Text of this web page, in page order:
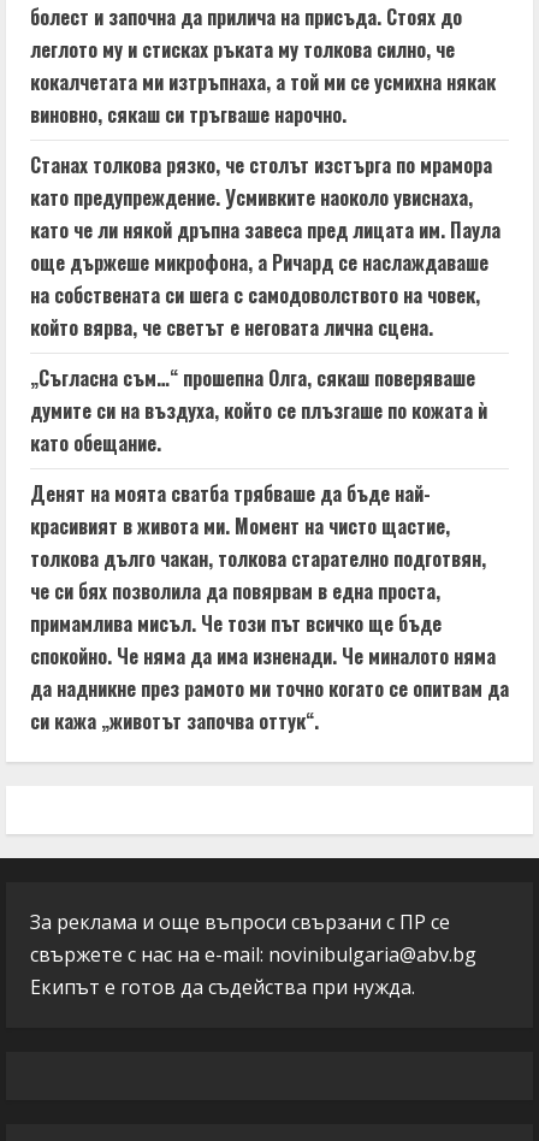
болест и започна да прилича на присъда. Стоях до
леглото му и стисках ръката му толкова силно, че
кокалчетата ми изтръпнаха, а той ми се усмихна някак
виновно, сякаш си тръгваше нарочно.
Станах толкова рязко, че столът изстърга по мрамора
като предупреждение. Усмивките наоколо увиснаха,
като че ли някой дръпна завеса пред лицата им. Паула
още държеше микрофона, а Ричард се наслаждаваше
на собствената си шега с самодоволството на човек,
който вярва, че светът е неговата лична сцена.
„Съгласна съм…“ прошепна Олга, сякаш поверяваше
думите си на въздуха, който се плъзгаше по кожата ѝ
като обещание.
Денят на моята сватба трябваше да бъде най-
красивият в живота ми. Момент на чисто щастие,
толкова дълго чакан, толкова старателно подготвян,
че си бях позволила да повярвам в една проста,
примамлива мисъл. Че този път всичко ще бъде
спокойно. Че няма да има изненади. Че миналото няма
да надникне през рамото ми точно когато се опитвам да
си кажа „животът започва оттук“.
За реклама и още въпроси свързани с ПР се
свържете с нас на e-mail: novinibulgaria@abv.bg
Екипът е готов да съдейства при нужда.